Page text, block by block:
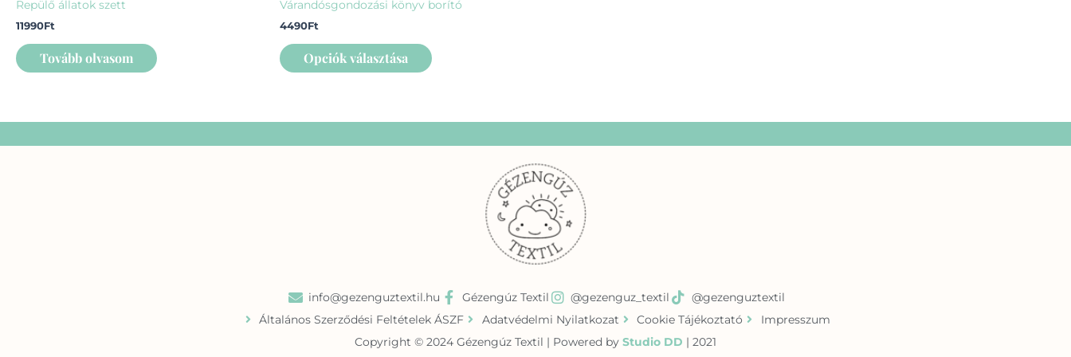
Repülő állatok szett
11990Ft
Tovább olvasom
Várandósgondozási könyv borító
4490Ft
Opciók választása
info@gezenguztextil.hu Gézengúz Textil @gezenguz_textil
@gezenguztextil
Általános Szerződési Feltételek ÁSZF
Adatvédelmi Nyilatkozat Cookie Tájékoztató
Impresszum
Copyright © 2024 Gézengúz Textil | Powered by Studio DD | 2021